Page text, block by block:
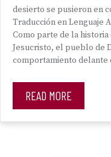
desierto se pusieron en
Traducción en Lenguaje
Como parte de la
Jesucristo, el pueblo de
comportamiento delante
READ MORE